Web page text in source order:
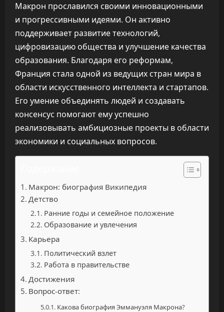
Макрон прославился своими инновационными
и прогрессивными идеями. Он активно
поддерживает развитие технологий,
цифровизацию общества и улучшение качества
образования. Благодаря его реформам,
Франция стала одной из ведущих стран мира в
области искусственного интеллекта и стартапов.
Его умение объединять людей и создавать
консенсус помогают ему успешно
реализовывать амбициозные проекты в области
экономики и социальных вопросов.
Макрон: биография Википедия
Детство
Ранние годы и семейное положение
Образование и увлечения
Карьера
Политический взлет
Работа в правительстве
Достижения
Вопрос-ответ:
Какова биография Эммануэля Макрона?